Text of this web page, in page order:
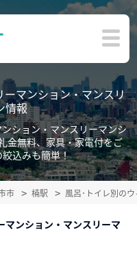
マンション・マンスリ
情報
ション・マンスリーマンシ
金無料、家具・家電付をご
込みも簡単！
市 楠駅 風呂･トイレ別の
マンション・マンスリーマ